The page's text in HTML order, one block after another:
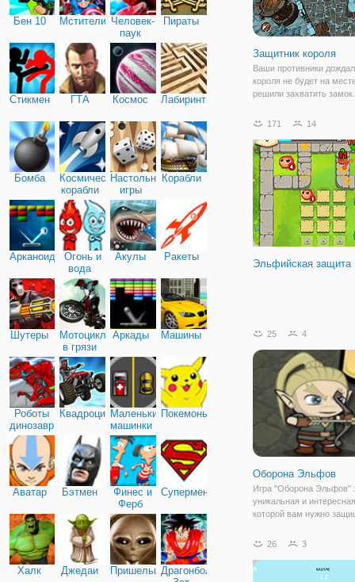
Бен 10 Мстители Человек-
паук
Пираты
Стикмен ГТА Космос Лабиринты
Бомба
Космические
корабли
Настольные
игры
Корабли
Арканоид
Огонь и
вода
Акулы Ракеты
Шутеры
Мотоциклы
в грязи
Аркады Машины
Роботы
динозавры
КвадроциклыМаленькие
машинки
Покемоны
Аватар Бэтмен
Финес и
Ферб
Супермен
Халк Джедаи ПришельцыДрагонболл
Защитник короля
Ваши противники
короля не будет на
решили захватить
стража, которая готова
стратег и защитите
171 14
Эльфийская защита
25 4
Оборона Эльфов
Игра "Оборона Эльфов"
уникальная и
которой вам нужно
орков и разных врагов. К
целые полчища орков и
26 3